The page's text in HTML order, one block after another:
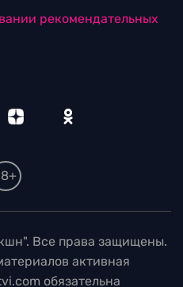
рекомендательных
Все права защищены.
активная
обязательна